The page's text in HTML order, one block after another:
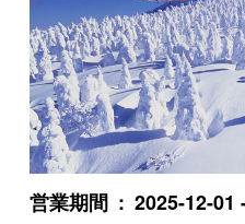
営業期間 2025-12-01